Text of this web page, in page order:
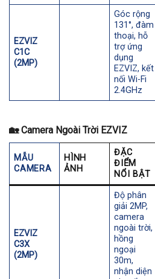
EZVIZ
C1C
(2MP)
Góc rộng
131°, đàm
thoại, hỗ
trợ ứng
dụng
EZVIZ, kết
nối Wi-Fi
2.4GHz
🏡Camera Ngoài Trời EZVIZ
MẪU
CAMERA
HÌNH
ẢNH
ĐẶC
ĐIỂM
NỔI BẬT
EZVIZ
C3X
(2MP)
Độ phân
giải 2MP,
camera
ngoài trời,
hồng
ngoại
30m,
nhận diện